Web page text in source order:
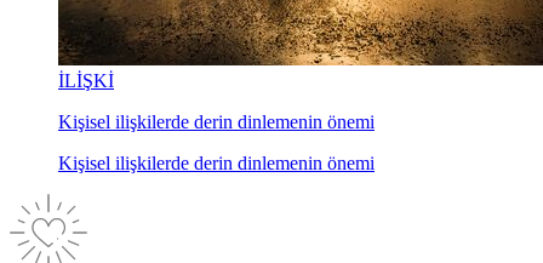
İLİŞKİ
Kişisel ilişkilerde derin dinlemenin önemi
Kişisel ilişkilerde derin dinlemenin önemi